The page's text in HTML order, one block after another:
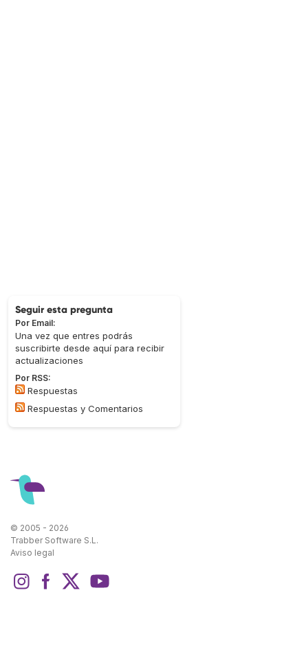
Seguir esta pregunta
Por Email:
Una vez que entres podrás
suscribirte desde aquí para recibir
actualizaciones
Por RSS:
Respuestas
Respuestas y Comentarios
© 2005 - 2026
Trabber Software S.L.
Aviso legal